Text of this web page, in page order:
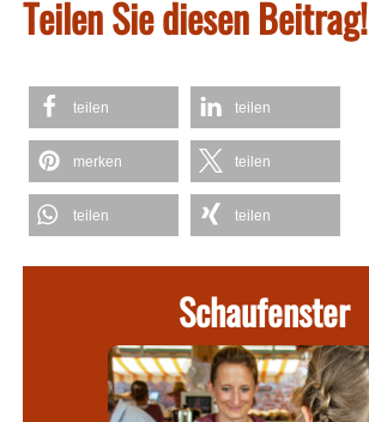
Teilen Sie diesen Beitrag!
teilen teilen
merken teilen
teilen teilen
Schaufenster